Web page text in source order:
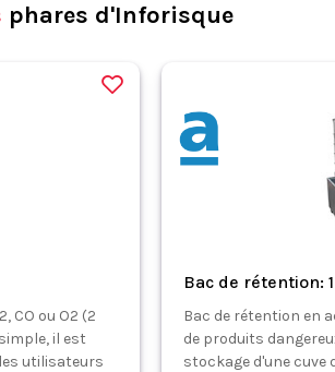
phares d'Inforisque
CO ou O2 (2
il est
utilisateurs
Bac de rétention:
Bac de rétention en
de produits
stockage d'une cuve